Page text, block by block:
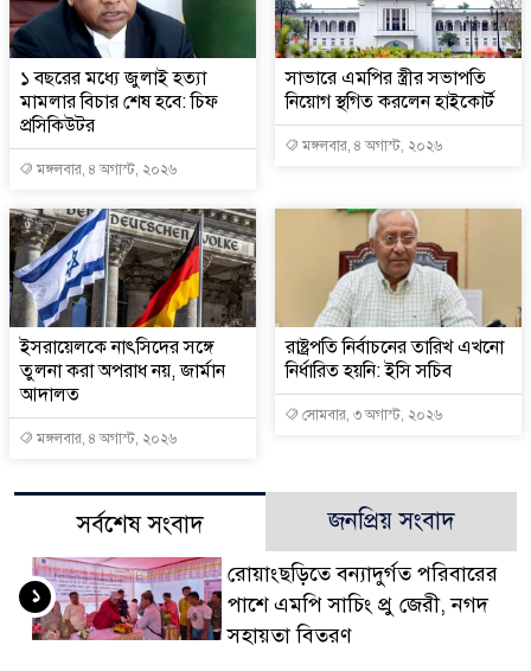
১ বছরের মধ্যে জুলাই হত্যা
মামলার বিচার শেষ হবে: চিফ
প্রসিকিউটর
মঙ্গলবার, ৪ অগাস্ট, ২০২৬
সাভারে এমপির স্ত্রীর সভাপতি
নিয়োগ স্থগিত করলেন হাইকোর্ট
মঙ্গলবার, ৪ অগাস্ট, ২০২৬
ইসরায়েলকে নাৎসিদের সঙ্গে
তুলনা করা অপরাধ নয়, জার্মান
আদালত
মঙ্গলবার, ৪ অগাস্ট, ২০২৬
রাষ্ট্রপতি নির্বাচনের তারিখ এখনো
নির্ধারিত হয়নি: ইসি সচিব
সোমবার, ৩ অগাস্ট, ২০২৬
সর্বশেষ সংবাদ জনপ্রিয় সংবাদ
রোয়াংছড়িতে বন্যাদুর্গত পরিবারের
পাশে এমপি সাচিং প্রু জেরী, নগদ
সহায়তা বিতরণ
১